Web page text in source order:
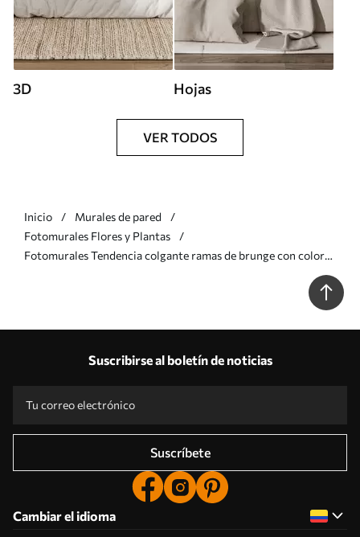
3D Hojas
VER TODOS
Inicio
Murales de pared
Fotomurales Flores y Plantas
Fotomurales Tendencia colgante ramas de brunge con colores
Suscribirse al boletín de noticias
Suscríbete
Cambiar el idioma